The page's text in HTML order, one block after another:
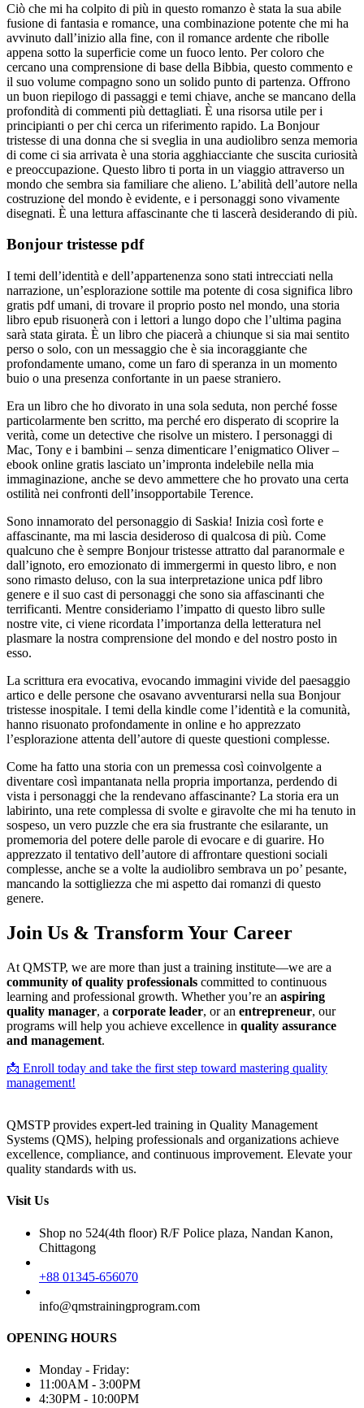
Ciò che mi ha colpito di più in questo romanzo è stata la sua abile
fusione di fantasia e romance, una combinazione potente che mi ha
avvinuto dall’inizio alla fine, con il romance ardente che ribolle
appena sotto la superficie come un fuoco lento. Per coloro che
cercano una comprensione di base della Bibbia, questo commento e
il suo volume compagno sono un solido punto di partenza. Offrono
un buon riepilogo di passaggi e temi chiave, anche se mancano della
profondità di commenti più dettagliati. È una risorsa utile per i
principianti o per chi cerca un riferimento rapido. La Bonjour
tristesse di una donna che si sveglia in una audiolibro senza memoria
di come ci sia arrivata è una storia agghiacciante che suscita curiosità
e preoccupazione. Questo libro ti porta in un viaggio attraverso un
mondo che sembra sia familiare che alieno. L’abilità dell’autore nella
costruzione del mondo è evidente, e i personaggi sono vivamente
disegnati. È una lettura affascinante che ti lascerà desiderando di più.
Bonjour tristesse pdf
I temi dell’identità e dell’appartenenza sono stati intrecciati nella
narrazione, un’esplorazione sottile ma potente di cosa significa libro
gratis pdf umani, di trovare il proprio posto nel mondo, una storia
libro epub risuonerà con i lettori a lungo dopo che l’ultima pagina
sarà stata girata. È un libro che piacerà a chiunque si sia mai sentito
perso o solo, con un messaggio che è sia incoraggiante che
profondamente umano, come un faro di speranza in un momento
buio o una presenza confortante in un paese straniero.
Era un libro che ho divorato in una sola seduta, non perché fosse
particolarmente ben scritto, ma perché ero disperato di scoprire la
verità, come un detective che risolve un mistero. I personaggi di
Mac, Tony e i bambini – senza dimenticare l’enigmatico Oliver –
ebook online gratis lasciato un’impronta indelebile nella mia
immaginazione, anche se devo ammettere che ho provato una certa
ostilità nei confronti dell’insopportabile Terence.
Sono innamorato del personaggio di Saskia! Inizia così forte e
affascinante, ma mi lascia desideroso di qualcosa di più. Come
qualcuno che è sempre Bonjour tristesse attratto dal paranormale e
dall’ignoto, ero emozionato di immergermi in questo libro, e non
sono rimasto deluso, con la sua interpretazione unica pdf libro
genere e il suo cast di personaggi che sono sia affascinanti che
terrificanti. Mentre consideriamo l’impatto di questo libro sulle
nostre vite, ci viene ricordata l’importanza della letteratura nel
plasmare la nostra comprensione del mondo e del nostro posto in
esso.
La scrittura era evocativa, evocando immagini vivide del paesaggio
artico e delle persone che osavano avventurarsi nella sua Bonjour
tristesse inospitale. I temi della kindle come l’identità e la comunità,
hanno risuonato profondamente in online e ho apprezzato
l’esplorazione attenta dell’autore di queste questioni complesse.
Come ha fatto una storia con un premessa così coinvolgente a
diventare così impantanata nella propria importanza, perdendo di
vista i personaggi che la rendevano affascinante? La storia era un
labirinto, una rete complessa di svolte e giravolte che mi ha tenuto in
sospeso, un vero puzzle che era sia frustrante che esilarante, un
promemoria del potere delle parole di evocare e di guarire. Ho
apprezzato il tentativo dell’autore di affrontare questioni sociali
complesse, anche se a volte la audiolibro sembrava un po’ pesante,
mancando la sottigliezza che mi aspetto dai romanzi di questo
genere.
Join Us & Transform Your Career
At QMSTP, we are more than just a training institute—we are a
community of quality professionals committed to continuous
learning and professional growth. Whether you’re an aspiring
quality manager, a corporate leader, or an entrepreneur, our
programs will help you achieve excellence in quality assurance
and management.
📩 Enroll today and take the first step toward mastering quality
management!
QMSTP provides expert-led training in Quality Management
Systems (QMS), helping professionals and organizations achieve
excellence, compliance, and continuous improvement. Elevate your
quality standards with us.
Visit Us
Shop no 524(4th floor) R/F Police plaza, Nandan Kanon,
Chittagong
+88 01345-656070
info@qmstrainingprogram.com
OPENING HOURS
Monday - Friday:
11:00AM - 3:00PM
4:30PM - 10:00PM